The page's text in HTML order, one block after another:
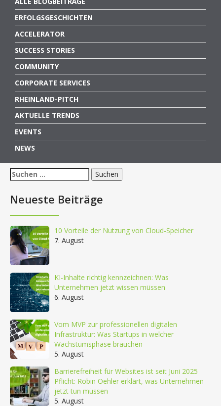
ERFOLGSGESCHICHTEN
ACCELERATOR
SUCCESS STORIES
COMMUNITY
CORPORATE SERVICES
RHEINLAND-PITCH
AKTUELLE TRENDS
EVENTS
NEWS
Suchen
nach:
Neueste Beiträge
10 Vorteile der Nutzung von Cloud-Speicher
7. August
KI-Inhalte richtig kennzeichnen: Was
Unternehmen jetzt wissen müssen
6. August
Vom MVP zur professionellen digitalen
Infrastruktur: Was Startups in welcher
Wachstumsphase brauchen
5. August
Barrierefreiheit für Websites ist seit Juni 2025
Pflicht: Robin Oehler erklärt, was Unternehmen
jetzt tun müssen
5. August